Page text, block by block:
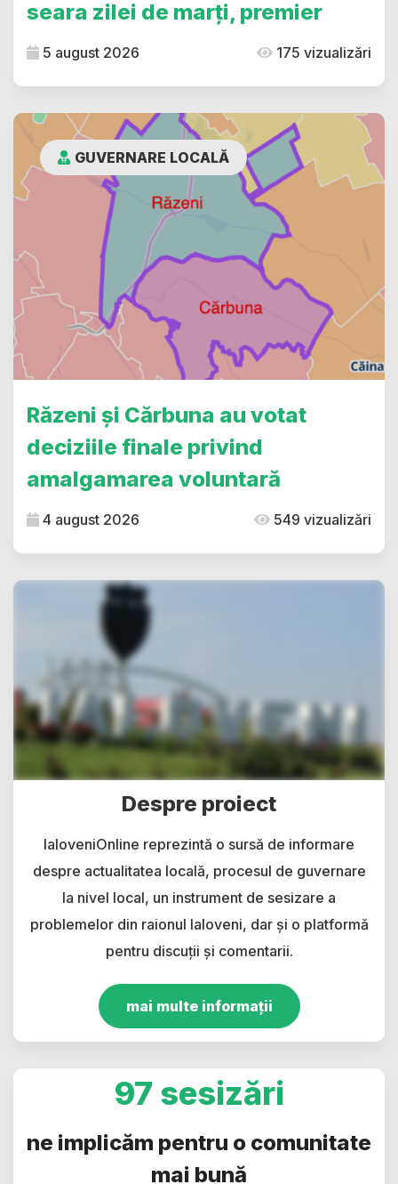
seara zilei de marți, premier
5 august 2026 175 vizualizări
GUVERNARE LOCALĂ
Răzeni și Cărbuna au votat
deciziile finale privind
amalgamarea voluntară
4 august 2026 549 vizualizări
Despre proiect
IaloveniOnline reprezintă o sursă de informare
despre actualitatea locală, procesul de guvernare
la nivel local, un instrument de sesizare a
problemelor din raionul Ialoveni, dar și o platformă
pentru discuții și comentarii.
mai multe informații
97 sesizări
ne implicăm pentru o comunitate
mai bună